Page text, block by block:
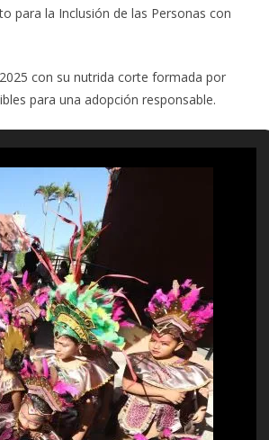
para la Inclusión de las Personas con
con su nutrida corte formada por
para una adopción responsable.